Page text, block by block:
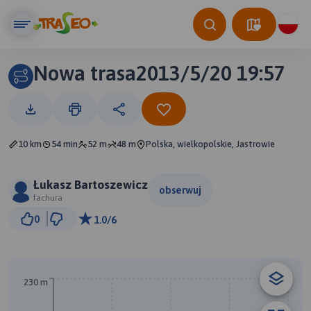
Nowa trasa2013/5/20 19:57
10 km 54 min 52 m 48 m Polska, wielkopolskie, Jastrowie
Łukasz Bartoszewicz
fachura
obserwuj
0 1.0/6
230 m